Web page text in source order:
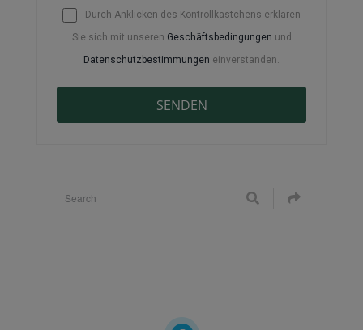
Durch Anklicken des Kontrollkästchens erklären
Sie sich mit unseren Geschäftsbedingungen und
Datenschutzbestimmungen einverstanden.